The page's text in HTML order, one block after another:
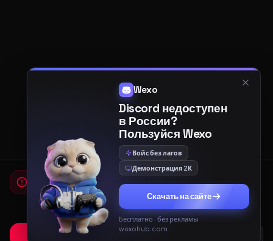
Мы используем cookies
Для работы сайта и показа рекламы мы используем
cookies. Продолжая использовать сайт, вы соглашаетесь с
Политикой конфиденциальностииПользовательским
соглашением.
Принять Только необходимые
Wexo
Discord недоступен
в России?
Пользуйся Wexo
Войс без лагов
Демонстрация 2К
Скачать на сайте
Бесплатно · без рекламы ·
wexohub.com